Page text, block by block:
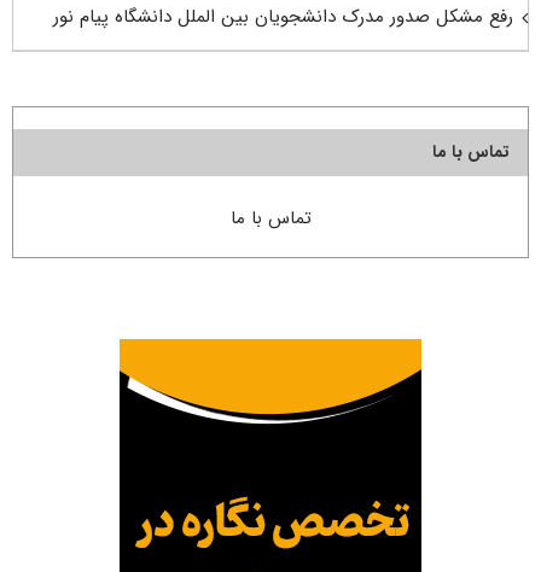
رفع مشکل صدور مدرک دانشجویان بین الملل دانشگاه پیام نور
تماس با ما
تماس با ما